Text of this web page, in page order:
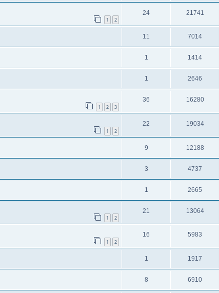
1 2
24 21741
11 7014
1 1414
1 2646
1 2 3
36 16280
1 2
22 19034
9 12188
3 4737
1 2665
1 2
21 13064
1 2
16 5983
1 1917
8 6910